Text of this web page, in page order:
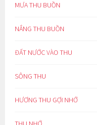
MƯA THU BUỒN
NẮNG THU BUỒN
ĐẤT NƯỚC VÀO THU
SÔNG THU
HƯƠNG THU GỢI NHỚ